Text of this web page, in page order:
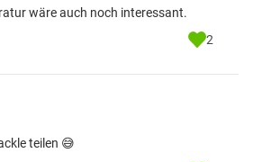
wäre auch noch interessant.
2
teilen 😅